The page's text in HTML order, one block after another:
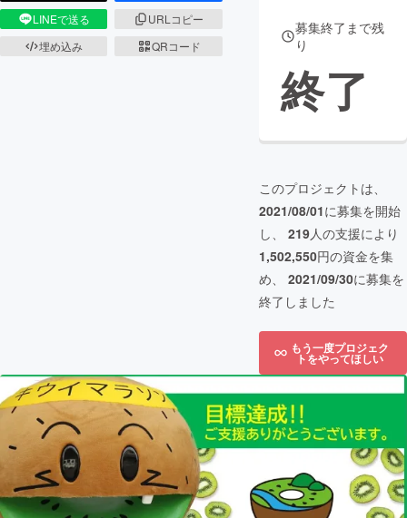
LINEで送る
URLコピー
埋め込み
QRコード
募集終了まで残
り
終了
このプロジェクトは、
2021/08/01に募集を開始
し、 219人の支援により
1,502,550円の資金を集
め、 2021/09/30に募集を
終了しました
もう一度プロジェク
トをやってほしい